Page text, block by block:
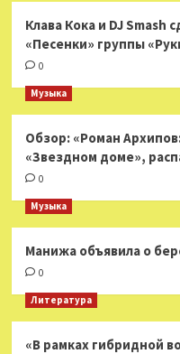
Клава Кока и DJ Smash
«Песенки» группы
0
Музыка
Обзор: «Роман
«Звездном доме»,
0
Музыка
Манижа объявила о
0
Литература
«В рамках гибридной